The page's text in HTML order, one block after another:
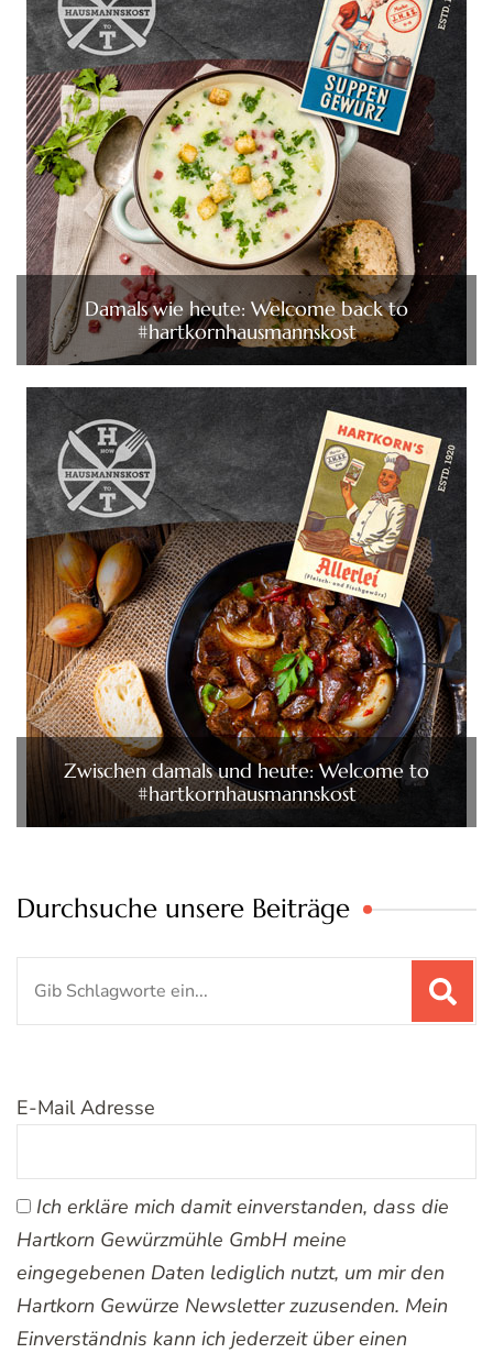
Damals wie heute: Welcome back to
#hartkornhausmannskost
Zwischen damals und heute: Welcome to
#hartkornhausmannskost
Durchsuche unsere Beiträge
E-Mail Adresse
Ich erkläre mich damit einverstanden, dass die
Hartkorn Gewürzmühle GmbH meine
eingegebenen Daten lediglich nutzt, um mir den
Hartkorn Gewürze Newsletter zuzusenden. Mein
Einverständnis kann ich jederzeit über einen